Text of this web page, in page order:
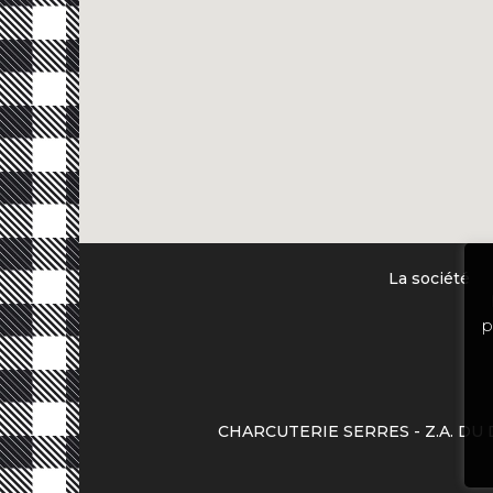
La société
CHARCUTERIE SERRES - Z.A.